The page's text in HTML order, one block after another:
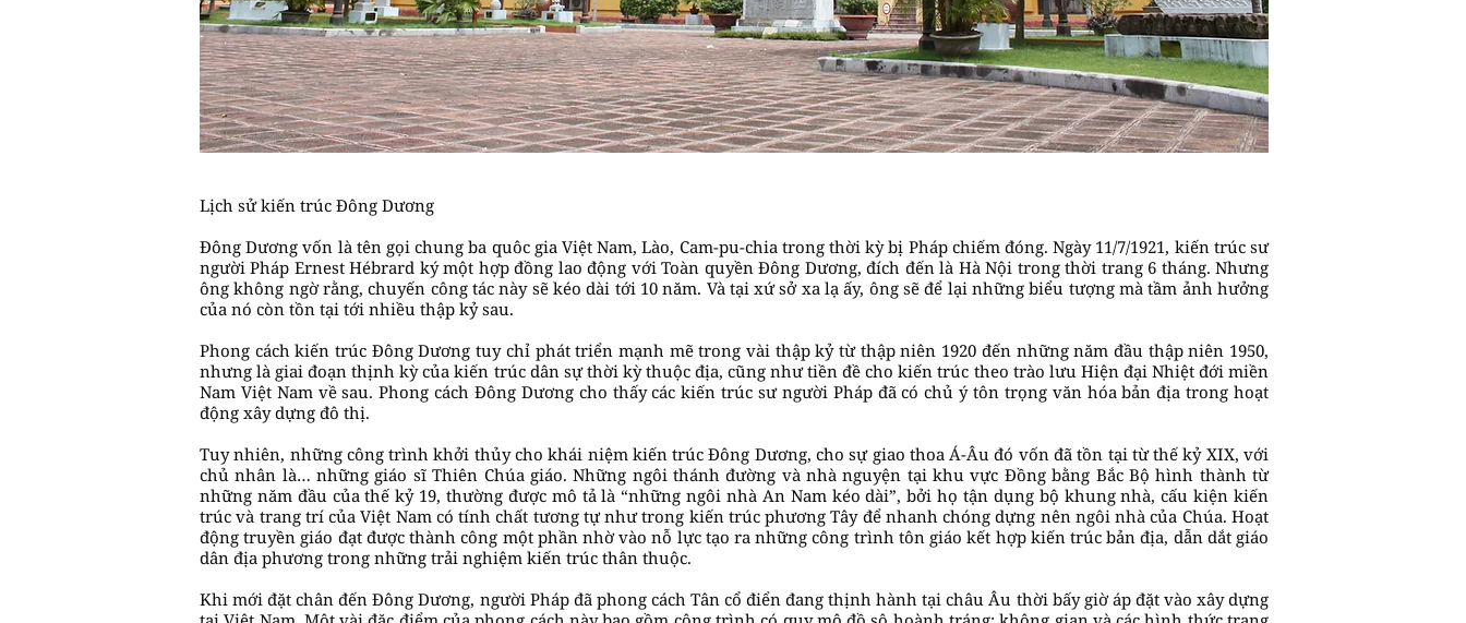
Lịch sử kiến trúc Đông Dương
Đông Dương vốn là tên gọi chung ba quôc gia Việt Nam, Lào, Cam-pu-chia trong thời kỳ bị Pháp chiếm đóng. Ngày 11/7/1921, kiến trúc sư
người Pháp Ernest Hébrard ký một hợp đồng lao động với Toàn quyền Đông Dương, đích đến là Hà Nội trong thời trang 6 tháng. Nhưng
ông không ngờ rằng, chuyến công tác này sẽ kéo dài tới 10 năm. Và tại xứ sở xa lạ ấy, ông sẽ để lại những biểu tượng mà tầm ảnh hưởng
của nó còn tồn tại tới nhiều thập kỷ sau.
Phong cách kiến trúc Đông Dương tuy chỉ phát triển mạnh mẽ trong vài thập kỷ từ thập niên 1920 đến những năm đầu thập niên 1950,
nhưng là giai đoạn thịnh kỳ của kiến trúc dân sự thời kỳ thuộc địa, cũng như tiền đề cho kiến trúc theo trào lưu Hiện đại Nhiệt đới miền
Nam Việt Nam về sau. Phong cách Đông Dương cho thấy các kiến trúc sư người Pháp đã có chủ ý tôn trọng văn hóa bản địa trong hoạt
động xây dựng đô thị.
Tuy nhiên, những công trình khởi thủy cho khái niệm kiến trúc Đông Dương, cho sự giao thoa Á-Âu đó vốn đã tồn tại từ thế kỷ XIX, với
chủ nhân là… những giáo sĩ Thiên Chúa giáo. Những ngôi thánh đường và nhà nguyện tại khu vực Đồng bằng Bắc Bộ hình thành từ
những năm đầu của thế kỷ 19, thường được mô tả là “những ngôi nhà An Nam kéo dài”, bởi họ tận dụng bộ khung nhà, cấu kiện kiến
trúc và trang trí của Việt Nam có tính chất tương tự như trong kiến trúc phương Tây để nhanh chóng dựng nên ngôi nhà của Chúa. Hoạt
động truyền giáo đạt được thành công một phần nhờ vào nỗ lực tạo ra những công trình tôn giáo kết hợp kiến trúc bản địa, dẫn dắt giáo
dân địa phương trong những trải nghiệm kiến trúc thân thuộc.
Khi mới đặt chân đến Đông Dương, người Pháp đã phong cách Tân cổ điển đang thịnh hành tại châu Âu thời bấy giờ áp đặt vào xây dựng